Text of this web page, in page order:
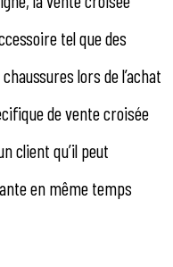
tel que des
lors de l’achat
de vente croisée
client qu’il peut
en même temps